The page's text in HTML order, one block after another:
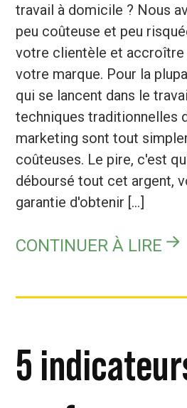
travail à domicile ? Nous
peu coûteuse et peu
votre clientèle et
votre marque. Pour la
qui se lancent dans le
techniques traditionnelles
marketing sont tout
coûteuses. Le pire, c'est
déboursé tout cet argent,
garantie d'obtenir [...]
CONTINUER À LIRE
5